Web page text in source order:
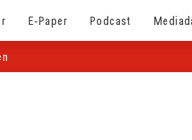
E-Paper Podcast